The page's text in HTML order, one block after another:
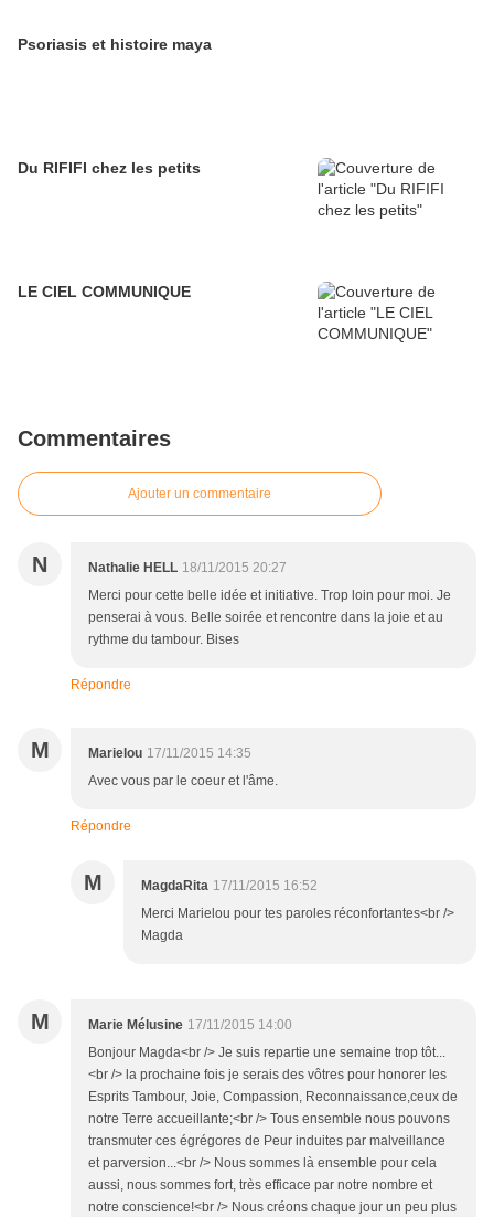
Psoriasis et histoire maya
Du RIFIFI chez les petits
LE CIEL COMMUNIQUE
Commentaires
Ajouter un commentaire
N Nathalie HELL 18/11/2015 20:27
Merci pour cette belle idée et initiative. Trop loin pour moi. Je
penserai à vous. Belle soirée et rencontre dans la joie et au
rythme du tambour. Bises
Répondre
M Marielou 17/11/2015 14:35
Avec vous par le coeur et l'âme.
Répondre
M MagdaRita 17/11/2015 16:52
Merci Marielou pour tes paroles réconfortantes<br />
Magda
M Marie Mélusine 17/11/2015 14:00
Bonjour Magda<br /> Je suis repartie une semaine trop tôt...
<br /> la prochaine fois je serais des vôtres pour honorer les
Esprits Tambour, Joie, Compassion, Reconnaissance,ceux de
notre Terre accueillante;<br /> Tous ensemble nous pouvons
transmuter ces égrégores de Peur induites par malveillance
et parversion...<br /> Nous sommes là ensemble pour cela
aussi, nous sommes fort, très efficace par notre nombre et
notre conscience!<br /> Nous créons chaque jour un peu plus